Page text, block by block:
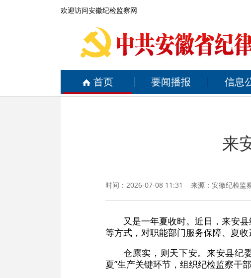
欢迎访问安徽纪检监察网
首页 要闻播报 信息
来
时间：2026-07-08 11:31 来源： 安徽纪检监
又是一年夏收时。近日，来安
等方式，对职能部门服务保障、夏收
仓廪实，则天下安。来安县纪
夏”生产关键环节，组织纪检监察干